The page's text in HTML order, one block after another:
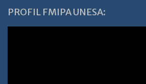
PROFIL FMIPA UNESA: